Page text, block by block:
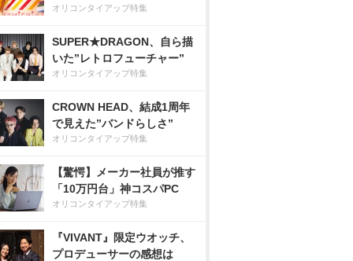
オリコンタイアップ特集
SUPER★DRAGON、自ら描
いた”レトロフューチャー”
オリコンタイアップ特集
CROWN HEAD、結成1周年
で見えた”バンドらしさ”
オリコンタイアップ特集
【驚愕】メーカー社員が推す
「10万円台」神コスパPC
オリコンタイアップ特集
『VIVANT』限定ウオッチ、
プロデューサーの感想は